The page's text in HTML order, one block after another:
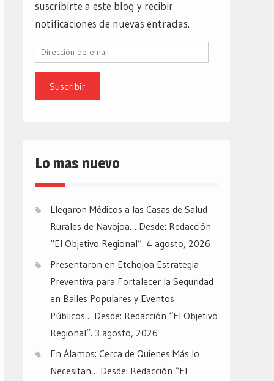
suscribirte a este blog y recibir
notificaciones de nuevas entradas.
Dirección
email
Lo mas nuevo
Llegaron Médicos a las Casas de Salud
Rurales de Navojoa… Desde: Redacción
“El Objetivo Regional”. 4 agosto, 2026
Presentaron en Etchojoa Estrategia
Preventiva para Fortalecer la Seguridad
en Bailes Populares y Eventos
Públicos… Desde: Redacción “El Objetivo
Regional”. 3 agosto, 2026
En Álamos: Cerca de Quienes Más lo
Necesitan… Desde: Redacción “El